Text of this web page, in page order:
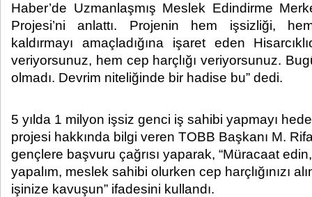
Haber’de Uzmanlaşmış Meslek Edindirme
Projesi’ni anlattı. Projenin hem işsizliği,
kaldırmayı amaçladığına işaret eden
veriyorsunuz, hem cep harçlığı veriyorsunuz.
olmadı. Devrim niteliğinde bir hadise bu” dedi. ​ ​
5 yılda 1 milyon işsiz genci iş sahibi yapmayı
projesi hakkında bilgi veren TOBB Başkanı M.
gençlere başvuru çağrısı yaparak, “Müracaat
yapalım, meslek sahibi olurken cep harçlığınızı
işinize kavuşun” ifadesini kullandı.